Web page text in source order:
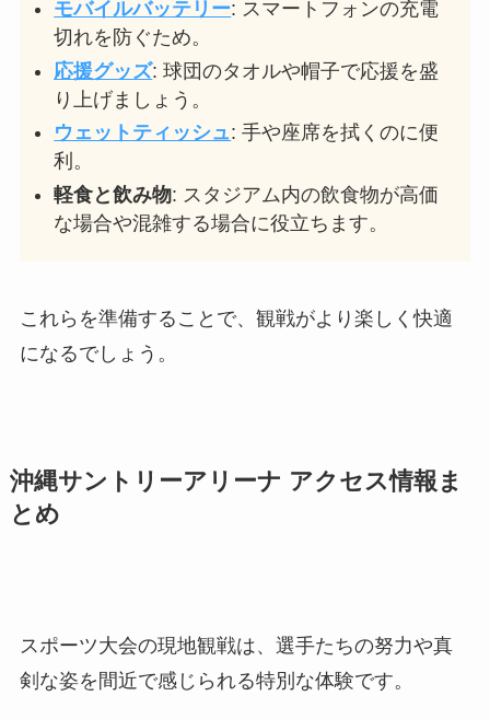
双眼鏡: 遠くの選手の動きもはっきりと確認
できます。
携帯ラジオ: 試合の解説を聞きながら観戦す
ることで試合の理解が深まります。
日焼け止め: 屋外での観戦では紫外線対策が
必須です。
折りたたみ椅子: 長時間の観戦には、携帯可
能な椅子があると便利。
モバイルバッテリー: スマートフォンの充電
切れを防ぐため。
利。
になるでしょう。